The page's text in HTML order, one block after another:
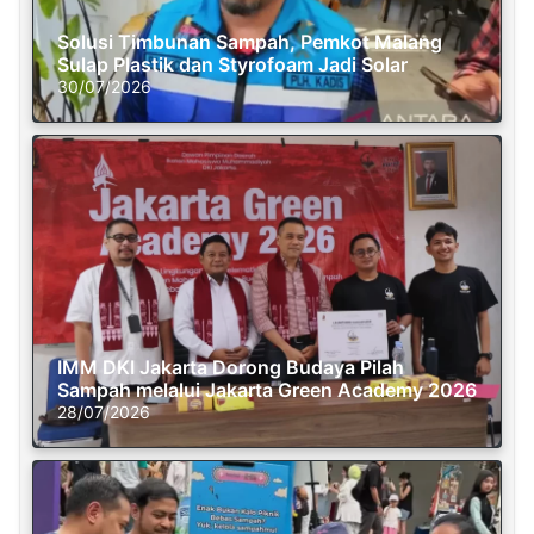
Solusi Timbunan Sampah, Pemkot Malang
Sulap Plastik dan Styrofoam Jadi Solar
30/07/2026
IMM DKI Jakarta Dorong Budaya Pilah
Sampah melalui Jakarta Green Academy 2026
28/07/2026